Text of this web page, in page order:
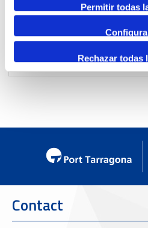
Permitir todas
Rechazar todas
Seatrade Cruise Globalby
Logistic Spainby veronica
Contact